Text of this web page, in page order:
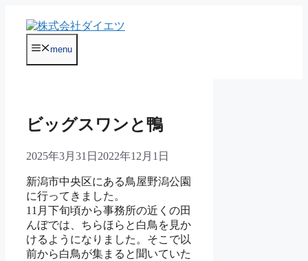
menu
ビッグスワンと鴨
2025年3月31日 2022年12月1日
新潟市中央区にある鳥屋野潟公園
に行ってきました。
11月下旬頃から事務所の近くの田
んぼでは、ちらほらと白鳥を見か
けるようになりました。そこで以
前から白鳥が集まると聞いていた